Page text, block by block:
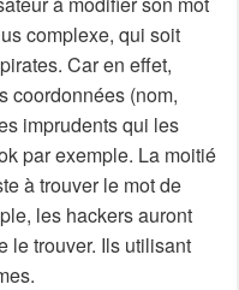
complexe, qui soit
Car en effet,
coordonnées (nom,
imprudents qui les
par exemple. La moitié
à trouver le mot de
les hackers auront
le trouver. Ils utilisant